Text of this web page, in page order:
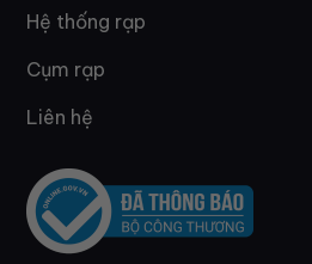
Hệ thống rạp
Cụm rạp
Liên hệ